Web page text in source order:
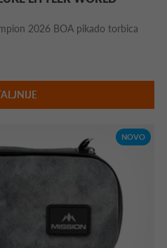
2026 BOA pikado torbica
NOVO